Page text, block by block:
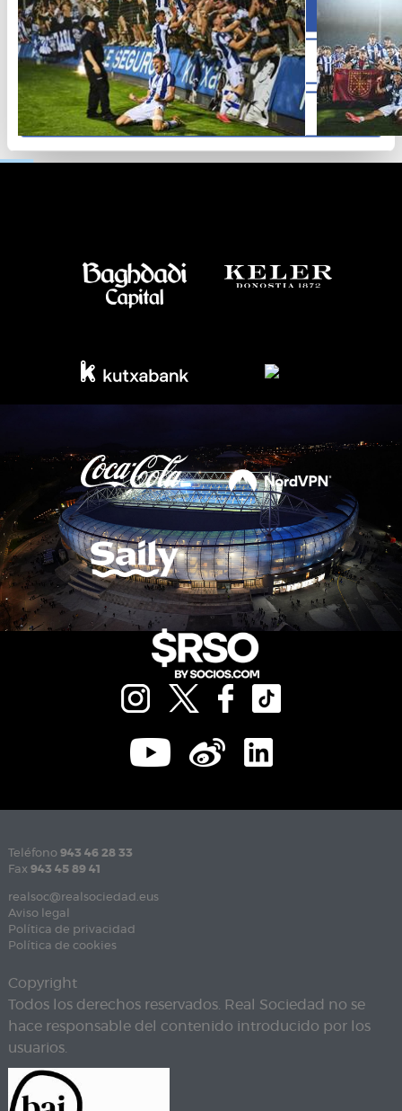
Allow all
Allow selection
Deny
Teléfono 943 46 28 33
Fax 943 45 89 41
realsoc@realsociedad.eus
Aviso legal
Política de privacidad
Política de cookies
Copyright
Todos los derechos reservados. Real Sociedad no se
hace responsable del contenido introducido por los
usuarios.